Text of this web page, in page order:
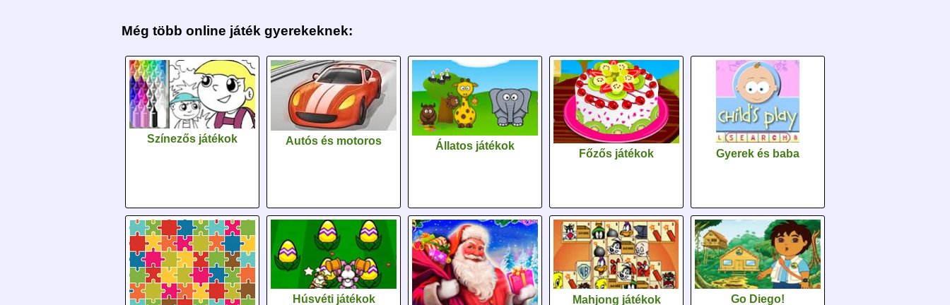
Még több online játék gyerekeknek:
Színezős játékok Autós és motoros Állatos játékok
Főzős játékok Gyerek és baba
Húsvéti játékok Mahjong játékok Go Diego!